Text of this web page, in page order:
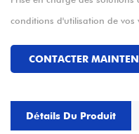
conditions d'utilisation de vos
CONTACTER
Détails Du Produit